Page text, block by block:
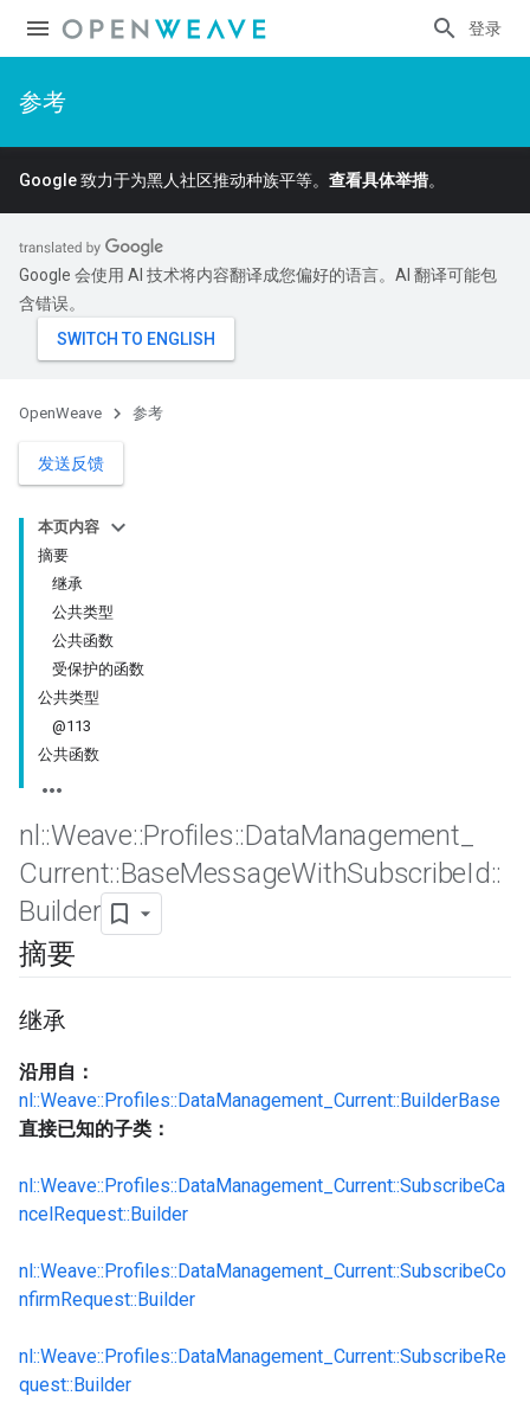
登录
参考
Google 致力于为黑人社区推动种族平等。 查看具体举措。
Google 会使用 AI 技术将内容翻译成您偏好的语言。AI 翻译可能包
含错误。
OpenWeave 参考
发送反馈
本页内容
摘要
继承
公共类型
公共函数
受保护的函数
公共类型
@113
公共函数
nl ::Weave::Profiles::DataManagement
Current::BaseMessageWithSubscribeId::
Builder
摘要
继承
沿用自：
nl::Weave::Profiles::DataManagement_Current::BuilderBase
直接已知的子类：
nl::Weave::Profiles::DataManagement_Current::SubscribeCa
ncelRequest::Builder
nl::Weave::Profiles::DataManagement_Current::SubscribeCo
nfirmRequest::Builder
nl::Weave::Profiles::DataManagement_Current::SubscribeRe
quest::Builder